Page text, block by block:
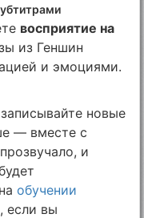
восприятие на
из Геншин
и эмоциями.
новые
— вместе с
и
обучении
если вы